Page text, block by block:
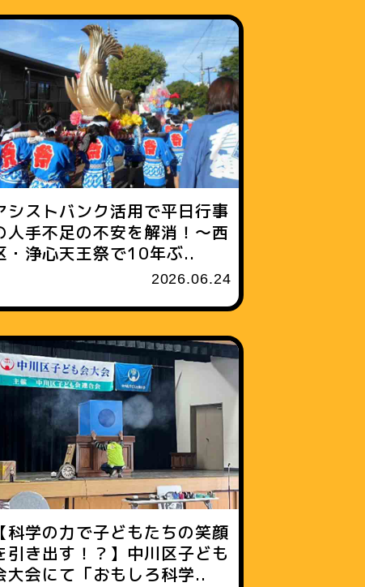
シストバンク活用で平日行事
人手不足の不安を解消！〜西
・浄心天王祭で10年ぶ..
2026.06.24
【科学の力で子どもたちの笑顔
引き出す！？】中川区子ども
大会にて「おもしろ科学..